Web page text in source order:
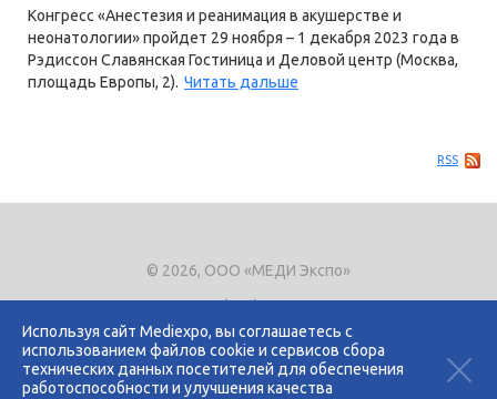
Используя сайт Mediexpo, вы соглашаетесь с
использованием файлов cookie и сервисов сбора
технических данных посетителей для обеспечения
работоспособности и улучшения качества
Конгресс «Анестезия и реанимация в акушерстве и
неонатологии» пройдет 29 ноября – 1 декабря 2023 года в
Рэдиссон Славянская Гостиница и Деловой центр (Москва,
площадь Европы, 2). Читать дальше
RSS
© 2026, ООО «МЕДИ Экспо»
Тел.+7 (495) 721-8866
E-mail:expo@mediexpo.ru
Контакты
Политика использования cookies
Политика конфиденциальности